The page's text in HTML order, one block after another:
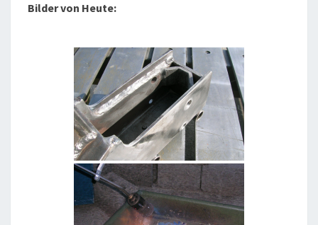
Bilder von Heute: